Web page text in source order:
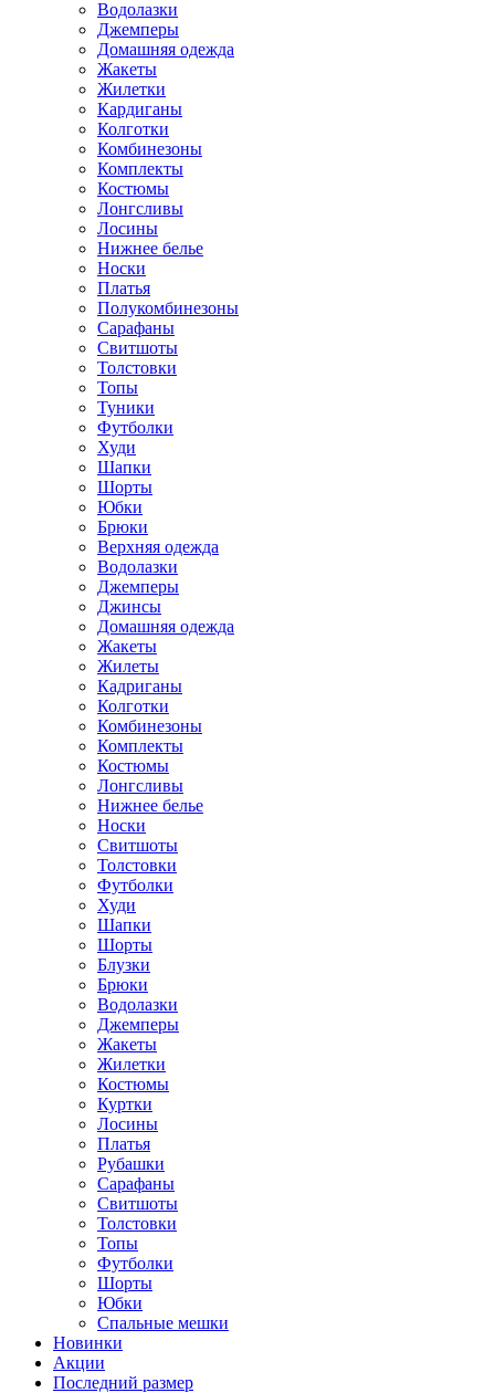
Водолазки
Джемперы
Домашняя одежда
Жакеты
Жилетки
Кардиганы
Колготки
Комбинезоны
Комплекты
Костюмы
Лонгсливы
Лосины
Нижнее белье
Носки
Платья
Полукомбинезоны
Сарафаны
Свитшоты
Толстовки
Топы
Туники
Футболки
Худи
Шапки
Шорты
Юбки
Брюки
Верхняя одежда
Водолазки
Джемперы
Джинсы
Домашняя одежда
Жакеты
Жилеты
Кадриганы
Колготки
Комбинезоны
Комплекты
Костюмы
Лонгсливы
Нижнее белье
Носки
Свитшоты
Толстовки
Футболки
Худи
Шапки
Шорты
Блузки
Брюки
Водолазки
Джемперы
Жакеты
Жилетки
Костюмы
Куртки
Лосины
Платья
Рубашки
Сарафаны
Свитшоты
Толстовки
Топы
Футболки
Шорты
Юбки
Спальные мешки
Новинки
Акции
Последний размер